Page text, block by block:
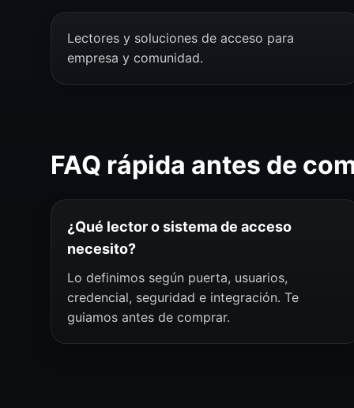
Lectores y soluciones de acceso para
empresa y comunidad.
FAQ rápida antes de
¿Qué lector o sistema de acceso
necesito?
Lo definimos según puerta, usuarios,
credencial, seguridad e integración. Te
guiamos antes de comprar.